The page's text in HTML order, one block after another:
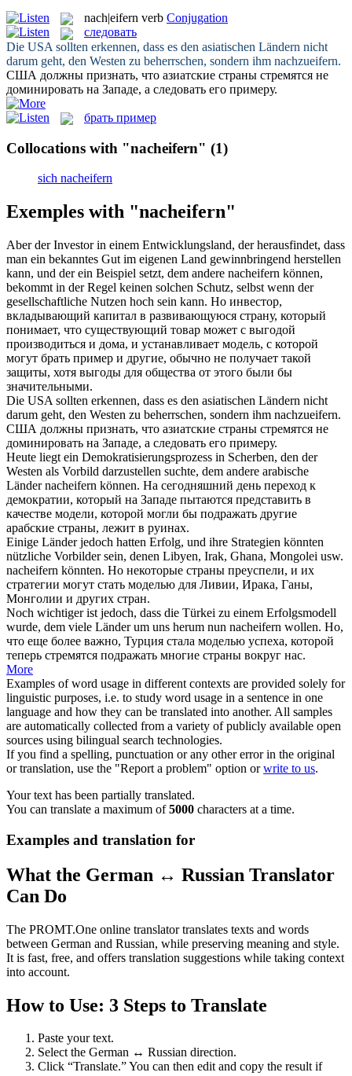
nach|eifern verb Conjugation
следовать
Die USA sollten erkennen, dass es den asiatischen Ländern nicht
darum geht, den Westen zu beherrschen, sondern ihm nachzueifern.
США должны признать, что азиатские страны стремятся не
доминировать на Западе, а следовать его примеру.
брать пример
Collocations with "nacheifern" (1)
sich nacheifern
Exemples with "nacheifern"
Aber der Investor in einem Entwicklungsland, der herausfindet, dass
man ein bekanntes Gut im eigenen Land gewinnbringend herstellen
kann, und der ein Beispiel setzt, dem andere nacheifern können,
bekommt in der Regel keinen solchen Schutz, selbst wenn der
gesellschaftliche Nutzen hoch sein kann. Но инвестор,
вкладывающий капитал в развивающуюся страну, который
понимает, что существующий товар может с выгодой
производиться и дома, и устанавливает модель, с которой
могут брать пример и другие, обычно не получает такой
защиты, хотя выгоды для общества от этого были бы
значительными.
Die USA sollten erkennen, dass es den asiatischen Ländern nicht
darum geht, den Westen zu beherrschen, sondern ihm nachzueifern.
США должны признать, что азиатские страны стремятся не
доминировать на Западе, а следовать его примеру.
Heute liegt ein Demokratisierungsprozess in Scherben, den der
Westen als Vorbild darzustellen suchte, dem andere arabische
Ländernacheifern können. На сегодняшний день переход к
демократии, который на Западе пытаются представить в
качестве модели, которой могли бы подражать другие
арабские страны, лежит в руинах.
Einige Länder jedoch hatten Erfolg, und ihre Strategien könnten
nützliche Vorbilder sein, denen Libyen, Irak, Ghana, Mongolei usw.
nacheifern könnten. Но некоторые страны преуспели, и их
стратегии могут стать моделью для Ливии, Ирака, Ганы,
Монголии и других стран.
Noch wichtiger ist jedoch, dass die Türkei zu einem Erfolgsmodell
wurde, dem viele Länder um uns herum nun nacheifern wollen. Но,
что еще более важно, Турция стала моделью успеха, которой
теперь стремятся подражать многие страны вокруг нас.
More
Examples of word usage in different contexts are provided solely for
linguistic purposes, i.e. to study word usage in a sentence in one
language and how they can be translated into another. All samples
are automatically collected from a variety of publicly available open
sources using bilingual search technologies.
If you find a spelling, punctuation or any other error in the original
or translation, use the "Report a problem" option orwrite to us.
Your text has been partially translated.
You can translate a maximum of5000 characters at a time.
Examples and translation for
What the German ↔ Russian Translator
Can Do
The PROMT.One online translator translates texts and words
between German and Russian, while preserving meaning and style.
It is fast, free, and offers translation suggestions while taking context
into account.
How to Use: 3 Steps to Translate
Paste your text.
Select the German ↔ Russian direction.
Click “Translate.” You can then edit and copy the result if